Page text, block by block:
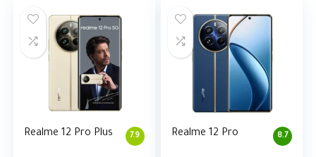
7.9
Realme 12 Pro Plus 8.7
Realme 12 Pro